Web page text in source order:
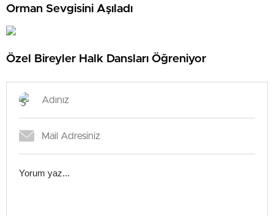
Orman Sevgisini Aşıladı
Özel Bireyler Halk Dansları Öğreniyor